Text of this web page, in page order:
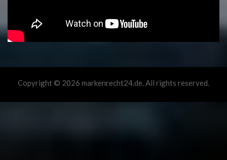
Copyright © 2026 markenrecht24.de. All rights reserved.